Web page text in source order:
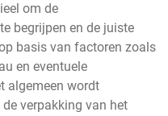
om de
begrijpen en de juiste
basis van factoren zoals
en eventuele
algemeen wordt
verpakking van het